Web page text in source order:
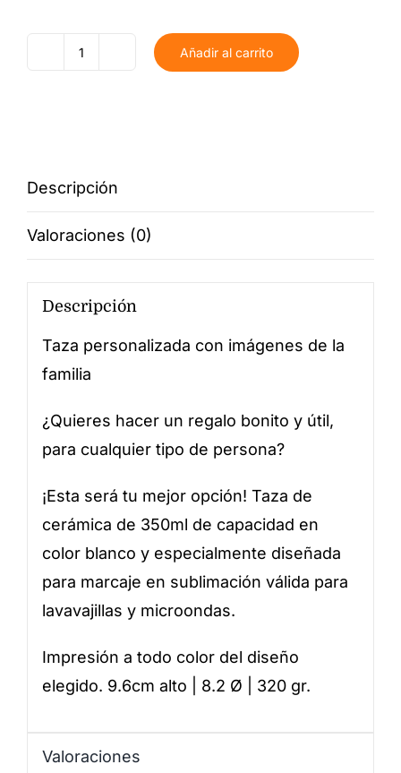
Añadir al carrito
Descripción
Valoraciones (0)
Descripción
Taza personalizada con imágenes de la
familia
¿Quieres hacer un regalo bonito y útil,
para cualquier tipo de persona?
¡Esta será tu mejor opción! Taza de
cerámica de 350ml de capacidad en
color blanco y especialmente diseñada
para marcaje en sublimación válida para
lavavajillas y microondas.
Impresión a todo color del diseño
elegido. 9.6cm alto | 8.2 Ø | 320 gr.
Valoraciones